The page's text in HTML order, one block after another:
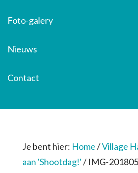
Foto-galery
Nieuws
Contact
Je bent hier: Home/Village
aan 'Shootdag!'/IMG-